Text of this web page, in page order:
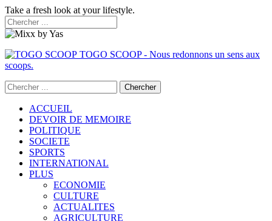
Take a fresh look at your lifestyle.
TOGO SCOOP - Nous redonnons un sens aux
scoops.
ACCUEIL
DEVOIR DE MEMOIRE
POLITIQUE
SOCIETE
SPORTS
INTERNATIONAL
PLUS
ECONOMIE
CULTURE
ACTUALITES
AGRICULTURE